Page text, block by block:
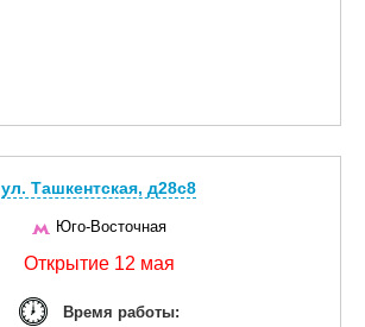
ул. Ташкентская, д28с8
Юго-Восточная
Открытие 12 мая
Время работы: